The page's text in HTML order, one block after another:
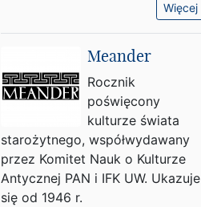
Więcej
Meander
Rocznik
poświęcony
kulturze świata
starożytnego, współwydawany
przez Komitet Nauk o Kulturze
Antycznej PAN i IFK UW. Ukazuje
się od 1946 r.